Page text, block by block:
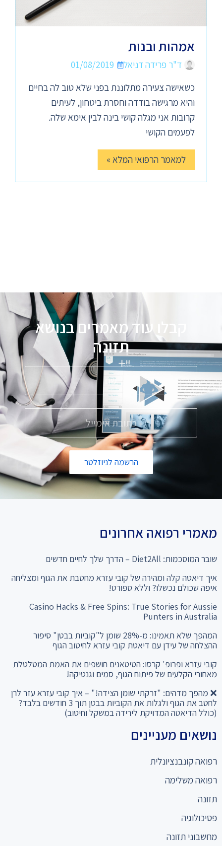
אמהות ובנות
ד"ר פרידה דניאל
01/08/2019
כשאישה צעירה מתלוננת בפני שלא טוב לה בחיים
והיא מרגישה בודדה וחסרת ביטחון, לעיתים
קרובות אני מגלה קושי בינה לבין אימא שלה.
לפעמים הקושי
למאמר הרפואי המלא »
קבלו עוד מאמרים בנושא
הרשמה לניוזלטר
שובר המוסכמות: Diet2All – הדרך שלך לחיים חדשים
איך דיאטה קלה ומהירה של קובי עזרא מחטבת את הגוף ומצליחה
Casino Hacks & Free Spins: True Stories for Aussie
קובי עזרא ופרופ' קרסו: הטיטאנים חושפים את האמת המטלטלת
❌ מהפך מדהים: "זרקתי שומן הצידה!" – איך קובי עזרא עזר לרן
(כולל הדיאטה המדויקת לירידה במשקל וחיטוב)
נושאים מעניינים
רפואה קונבנציונלית
רפואה משלימה
תזונה
פסיכולוגיה
מחשבוני תזונה
כניסה למומחים